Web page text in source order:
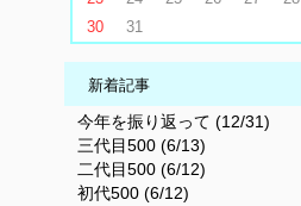
30
31
新着記事
今年を振り返って (12/31)
三代目500 (6/13)
二代目500 (6/12)
初代500 (6/12)